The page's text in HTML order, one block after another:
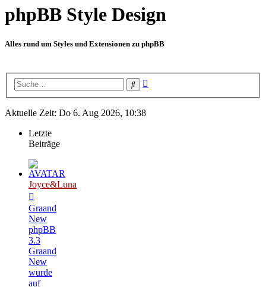
phpBB Style Design
Alles rund um Styles und Extensionen zu phpBB
Suche
Aktuelle Zeit: Do 6. Aug 2026, 10:38
Letzte
Beiträge
Joyce&Luna
Graand
New
phpBB
3.3
Graand
New
wurde
auf